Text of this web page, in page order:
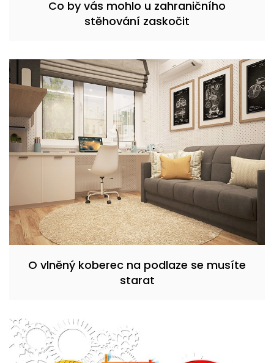
Co by vás mohlo u zahraničního
stěhování zaskočit
O vlněný koberec na podlaze se musíte
starat